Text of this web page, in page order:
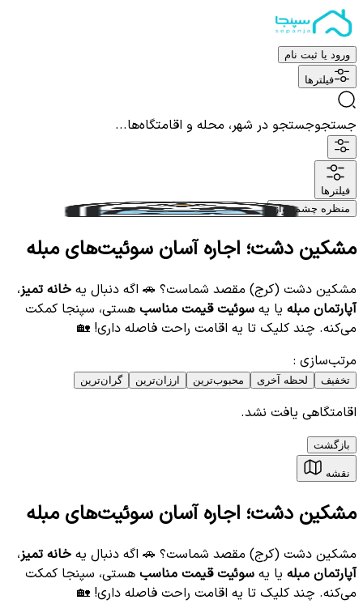
ورود یا ثبت نام
فیلترها
جستجوجستجو در شهر، محله و اقامتگاه‌ها...
فیلترها
منظره چشم نواز
مشکین دشت؛ اجاره آسان سوئیت‌های مبله
مشکین دشت (کرج) مقصد شماست؟ 🚗 اگه دنبال یه خانه تمیز،
آپارتمان مبله یا یه سوئیت قیمت مناسب هستی، سپنجا کمکت
می‌کنه. چند کلیک تا یه اقامت راحت فاصله داری! 🏡
مرتب‌سازی :
تخفیف لحظه آخری محبوب‌ترین ارزان‌ترین گران‌ترین
اقامتگاهی یافت نشد.
بازگشت
نقشه
مشکین دشت؛ اجاره آسان سوئیت‌های مبله
مشکین دشت (کرج) مقصد شماست؟ 🚗 اگه دنبال یه خانه تمیز،
آپارتمان مبله یا یه سوئیت قیمت مناسب هستی، سپنجا کمکت
می‌کنه. چند کلیک تا یه اقامت راحت فاصله داری! 🏡